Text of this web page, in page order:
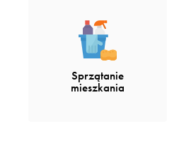
Sprzątanie
mieszkania